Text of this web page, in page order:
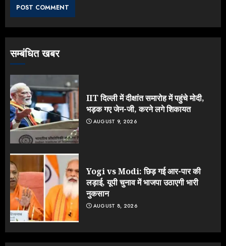
सम्बंधित खबर
IIT दिल्ली में दीक्षांत समारोह में पहुंचे मोदी,
भड़क गए जेन-जी, करने लगे शिकायत
AUGUST 9, 2026
Yogi vs Modi: छिड़ गई आर-पार की
लड़ाई, यूपी चुनाव में भाजपा उठाएगी भारी
नुकसान
AUGUST 8, 2026
4
5
JULY 24, 2026
भड़क गए जेन-जी, करने लगे शिकायत